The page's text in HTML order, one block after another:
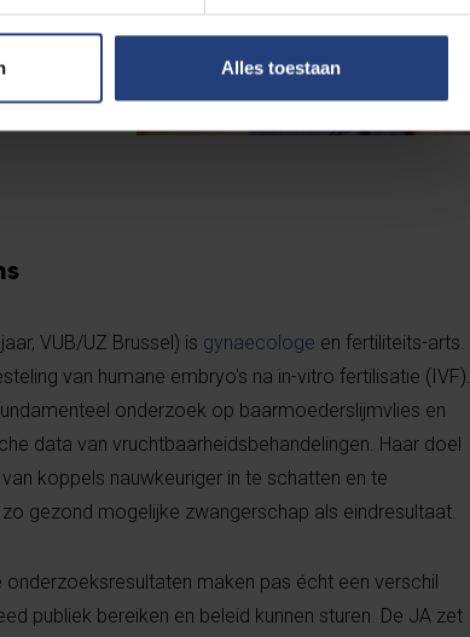
Alles toestaan
VUB/UZ Brussel) is gynaecologe en fertiliteits-arts.
van humane embryo's na in-vitro fertilisatie (IVF).
onderzoek op baarmoederslijmvlies en
data van vruchtbaarheidsbehandelingen. Haar doel
koppels nauwkeuriger in te schatten en te
gezond mogelijke zwangerschap als eindresultaat.
onderzoeksresultaten maken pas écht een verschil
publiek bereiken en beleid kunnen sturen. De JA zet